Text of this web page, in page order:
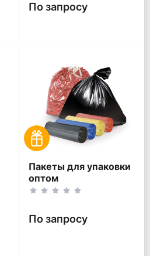
По запросу
Пакеты для упаковки
оптом
По запросу